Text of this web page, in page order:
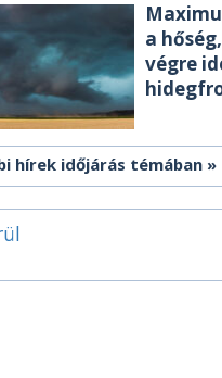
a
végre
hírek időjárás témában